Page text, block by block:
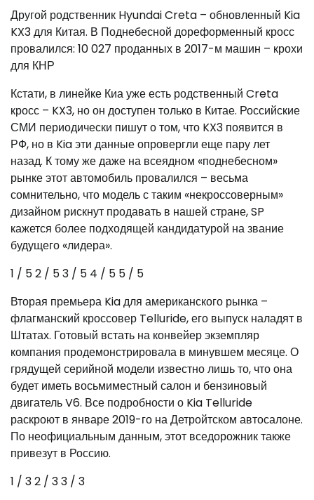
Другой родственник Hyundai Creta – обновленный Kia
KX3 для Китая. В Поднебесной дореформенный кросс
провалился: 10 027 проданных в 2017-м машин – крохи
для КНР
Кстати, в линейке Киа уже есть родственный Creta
кросс – KX3, но он доступен только в Китае. Российские
СМИ периодически пишут о том, что KX3 появится в
РФ, но в Kia эти данные опровергли еще пару лет
назад. К тому же даже на всеядном «поднебесном»
рынке этот автомобиль провалился – весьма
сомнительно, что модель с таким «некроссоверным»
дизайном рискнут продавать в нашей стране, SP
кажется более подходящей кандидатурой на звание
будущего «лидера».
1 / 52 / 53 / 5 4 / 5 5 / 5
Вторая премьера Kia для американского рынка –
флагманский кроссовер Telluride, его выпуск наладят в
Штатах. Готовый встать на конвейер экземпляр
компания продемонстрировала в минувшем месяце. О
грядущей серийной модели известно лишь то, что она
будет иметь восьмиместный салон и бензиновый
двигатель V6. Все подробности о Kia Telluride
раскроют в январе 2019-го на Детройтском автосалоне.
По неофициальным данным, этот вседорожник также
привезут в Россию.
1 / 32 / 33 / 3